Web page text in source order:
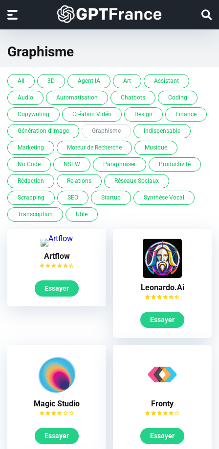
Graphisme
All 3D Agent IA Art Assistant
Audio Automatisation Chatbots Coding
Copywriting Création Vidéo Design Finance
Génération d'Image Graphisme Indispensable
Marketing Moteur de Recherche Musique
No Code NSFW Paraphraser Productivité
Rédaction Relations Réseaux Sociaux
Scrapping SEO Startup Synthèse Vocal
Transcription Utile
Artflow
Essayer Leonardo.Ai
Essayer
Magic Studio
Essayer
Fronty
Essayer